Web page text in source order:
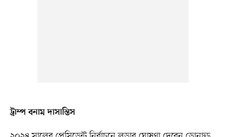
ট্রাম্প বনাম দাসান্তিস